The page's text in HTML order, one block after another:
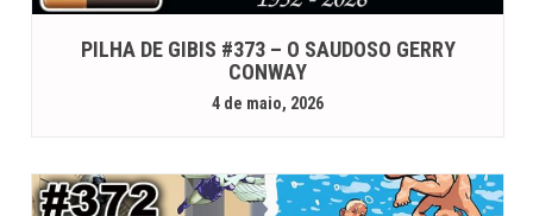
PILHA DE GIBIS #373 – O SAUDOSO GERRY
CONWAY
4 de maio, 2026